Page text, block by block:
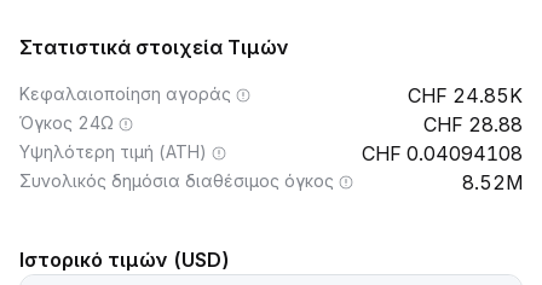
Στατιστικά στοιχεία Τιμών
Κεφαλαιοποίηση αγοράς 24.85K
Όγκος 24Ω 28.88
Υψηλότερη τιμή (ATH) 0.04094108
Συνολικός δημόσια διαθέσιμος όγκος 8.52M
Ιστορικό τιμών (USD)